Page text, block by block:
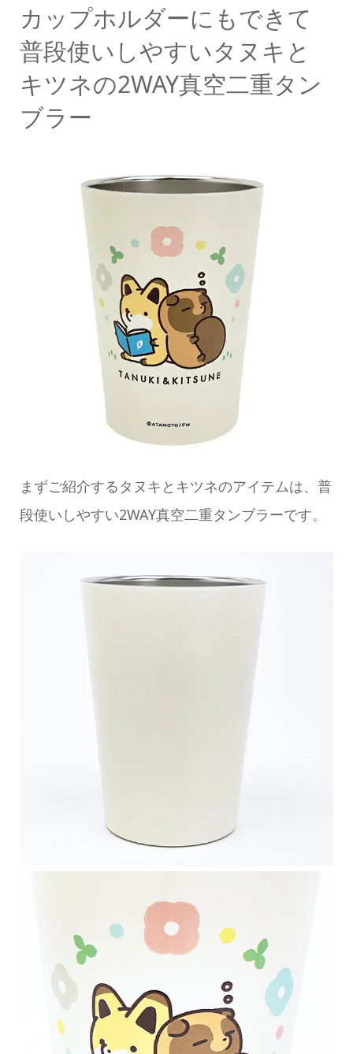
カップホルダーにもできて
普段使いしやすいタヌキと
キツネの2WAY真空二重タン
ブラー
まずご紹介するタヌキとキツネのアイテムは、普
段使いしやすい2WAY真空二重タンブラーです。